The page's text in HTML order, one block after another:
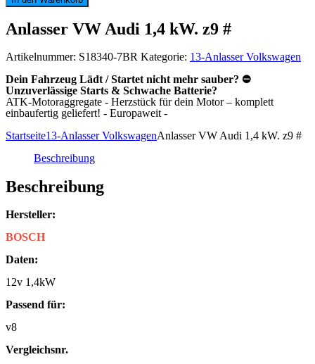
Audi
kW.
z9
Menge
Anlasser VW Audi 1,4 kW. z9 #
Artikelnummer: S18340-7BR Kategorie: 13-Anlasser Volkswagen
Dein Fahrzeug Lädt / Startet nicht mehr sauber? ⛔
Unzuverlässige Starts & Schwache Batterie?
ATK-Motoraggregate - Herzstück für dein Motor – komplett
einbaufertig geliefert! - Europaweit -
Startseite13-Anlasser VolkswagenAnlasser VW Audi 1,4 kW. z9 #
Beschreibung
Beschreibung
Hersteller:
BOSCH
Daten:
12v 1,4kW
Passend für:
v8
Vergleichsnr.